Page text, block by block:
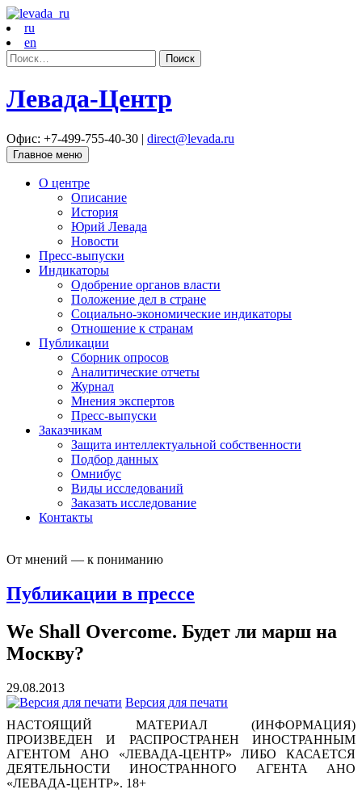
ru
en
Найти:
Левада-Центр
Офис: +7-499-755-40-30 | direct@levada.ru
Главное меню
О центре
Описание
История
Юрий Левада
Новости
Пресс-выпуски
Индикаторы
Одобрение органов власти
Положение дел в стране
Социально-экономические индикаторы
Отношение к странам
Публикации
Сборник опросов
Аналитические отчеты
Журнал
Мнения экспертов
Пресс-выпуски
Заказчикам
Защита интеллектуальной собственности
Подбор данных
Омнибус
Виды исследований
Заказать исследование
Контакты
От мнений — к пониманию
Публикации в прессе
We Shall Overcome. Будет ли марш на
Москву?
29.08.2013
Версия для печати
НАСТОЯЩИЙ МАТЕРИАЛ (ИНФОРМАЦИЯ)
ПРОИЗВЕДЕН И РАСПРОСТРАНЕН ИНОСТРАННЫМ
АГЕНТОМ АНО «ЛЕВАДА-ЦЕНТР» ЛИБО КАСАЕТСЯ
ДЕЯТЕЛЬНОСТИ ИНОСТРАННОГО АГЕНТА АНО
«ЛЕВАДА-ЦЕНТР». 18+